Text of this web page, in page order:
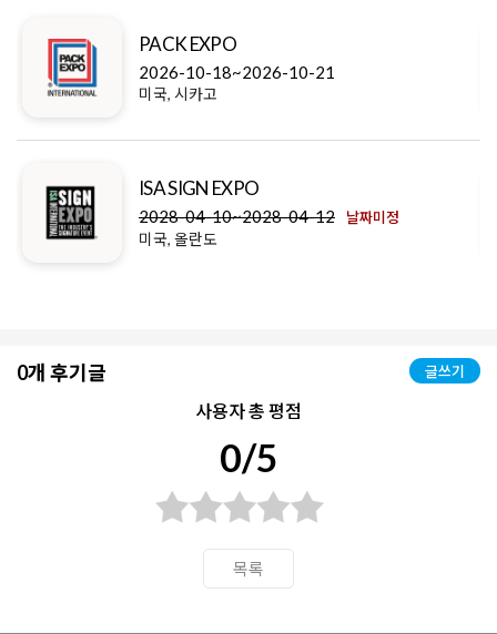
PACK EXPO
2026-10-18~2026-10-21
미국, 시카고
ISA SIGN EXPO
2028-04-10~2028-04-12 날짜미정
미국, 올란도
0개 후기글 글쓰기
사용자 총 평점
0/5
목록